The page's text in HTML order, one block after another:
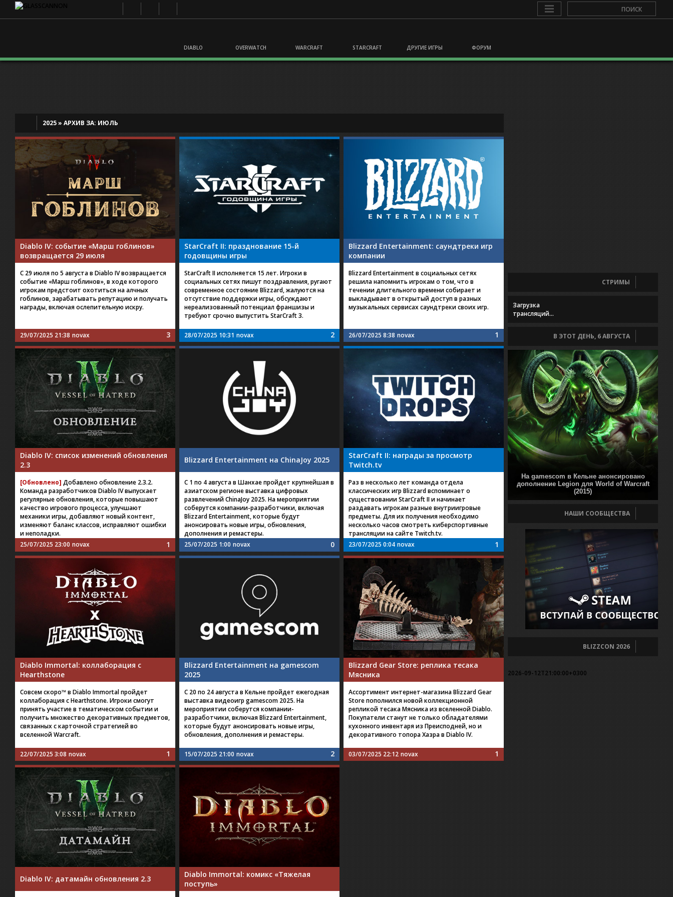
DIABLO OVERWATCH WARCRAFT STARCRAFT ДРУГИЕ ИГРЫ ФОРУМ
2025» АРХИВ ЗА: ИЮЛЬ
Diablo IV: событие «Марш гоблинов»
возвращается 29 июля
С 29 июля по 5 августа в Diablo IV возвращается
событие «Марш гоблинов», в ходе которого
игрокам предстоит охотиться на алчных
гоблинов, зарабатывать репутацию и получать
награды, включая ослепительную искру.
29/07/2025 21:38 novax 3
StarCraft II: празднование 15-й
годовщины игры
StarCraft II исполняется 15 лет. Игроки в
социальных сетях пишут поздравления, ругают
современное состояние Blizzard, жалуются на
отсутствие поддержки игры, обсуждают
нереализованный потенциал франшизы и
требуют срочно выпустить StarCraft 3.
28/07/2025 10:31 novax 2
Blizzard Entertainment: саундтреки игр
компании
Blizzard Entertainment в социальных сетях
решила напомнить игрокам о том, что в
течении длительного времени собирает и
выкладывает в открытый доступ в разных
музыкальных сервисах саундтреки своих игр.
26/07/2025 8:38 novax 1
Diablo IV: список изменений обновления
2.3
[Обновлено] Добавлено обновление 2.3.2.
Команда разработчиков Diablo IV выпускает
регулярные обновления, которые повышают
качество игрового процесса, улучшают
механики игры, добавляют новый контент,
изменяют баланс классов, исправляют ошибки
и неполадки.
25/07/2025 23:00 novax 1
Blizzard Entertainment на ChinaJoy 2025
C 1 по 4 августа в Шанхае пройдет крупнейшая в
азиатском регионе выставка цифровых
развлечений ChinaJoy 2025. На мероприятии
соберутся компании-разработчики, включая
Blizzard Entertainment, которые будут
анонсировать новые игры, обновления,
дополнения и ремастеры.
25/07/2025 1:00 novax 0
StarCraft II: награды за просмотр
Twitch.tv
Раз в несколько лет команда отдела
классических игр Blizzard вспоминает о
существовании StarCraft II и начинает
раздавать игрокам разные внутриигровые
предметы. Для их получения необходимо
несколько часов смотреть киберспортивные
трансляции на сайте Twitch.tv.
23/07/2025 0:04 novax 1
Diablo Immortal: коллаборация с
Hearthstone
Совсем скоро™ в Diablo Immortal пройдет
коллаборация с Hearthstone. Игроки смогут
принять участие в тематическом событии и
получить множество декоративных предметов,
связанных с карточной стратегией во
вселенной Warcraft.
22/07/2025 3:08 novax 1
Blizzard Entertainment на gamescom
2025
C 20 по 24 августа в Кельне пройдет ежегодная
выставка видеоигр gamescom 2025. На
мероприятии соберутся компании-
разработчики, включая Blizzard Entertainment,
которые будут анонсировать новые игры,
обновления, дополнения и ремастеры.
15/07/2025 21:00 novax 2
Blizzard Gear Store: реплика тесака
Мясника
Ассортимент интернет-магазина Blizzard Gear
Store пополнился новой коллекционной
репликой тесака Мясника из вселенной Diablo.
Покупатели станут не только обладателями
кухонного инвентаря из Преисподней, но и
декоративного топора Хазра в Diablo IV.
03/07/2025 22:12 novax 1
Diablo IV: датамайн обновления 2.3
Diablo Immortal: комикс «Тяжелая
поступь»
СТРИМЫ
Загрузка
трансляций...
В ЭТОТ ДЕНЬ, 6 АВГУСТА
На gamescom в Кельне анонсировано
дополнение Legion для World of Warcraft
(2015)
НАШИ СООБЩЕСТВА
BLIZZCON 2026
2026-09-12T21:00:00+0300